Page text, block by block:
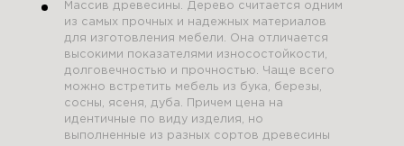
Массив древесины. Дерево считается одним
из самых прочных и надежных материалов
для изготовления мебели. Она отличается
высокими показателями износостойкости,
долговечностью и прочностью. Чаще всего
можно встретить мебель из бука, березы,
сосны, ясеня, дуба. Причем цена на
идентичные по виду изделия, но
выполненные из разных сортов древесины